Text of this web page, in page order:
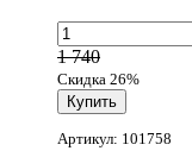
1 740
Скидка 26%
Артикул: 101758